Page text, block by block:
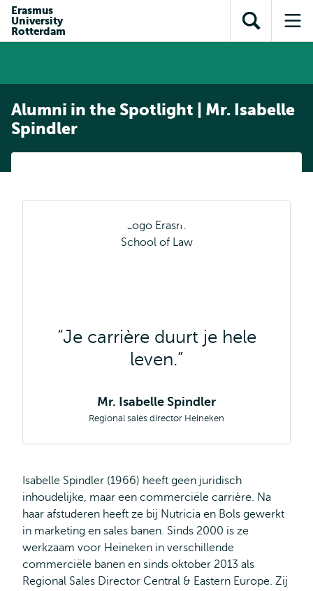
inhoud
Direct naar
subnavigatie
Erasmus
University
Rotterdam
Toon
zoekveld
Alumni in the Spotlight | Mr. Isabelle
Spindler
Je carrière duurt je hele
leven.
Mr. Isabelle Spindler
Regional sales director Heineken
Isabelle Spindler (1966) heeft geen juridisch
inhoudelijke, maar een commerciële carrière. Na
haar afstuderen heeft ze bij Nutricia en Bols gewerkt
in marketing en sales banen. Sinds 2000 is ze
werkzaam voor Heineken in verschillende
commerciële banen en sinds oktober 2013 als
Regional Sales Director Central & Eastern Europe. Zij